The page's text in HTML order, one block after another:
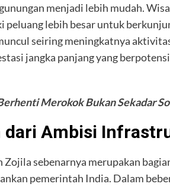
menjadi lebih mudah.
peluang lebih besar untuk
seiring meningkatnya
jangka panjang yang
Merokok Bukan Sekadar
dari Ambisi
Zojila sebenarnya merupakan
pemerintah India. Dalam